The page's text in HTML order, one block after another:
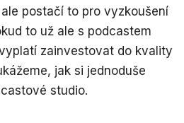
postačí to pro vyzkoušení
to už ale s podcastem
zainvestovat do kvality
jak si jednoduše
studio.